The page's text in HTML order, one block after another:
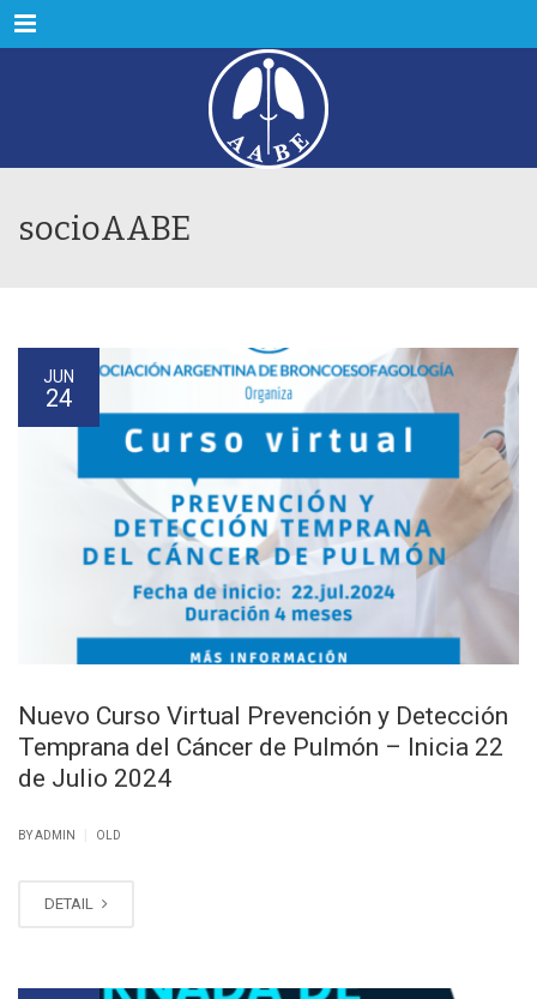
Menu
socioAABE
JUN
24
Nuevo Curso Virtual Prevención y Detección
Temprana del Cáncer de Pulmón – Inicia 22
de Julio 2024
BY ADMIN OLD
DETAIL